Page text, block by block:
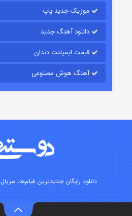
قسمت۷ (زیرنویس)
موزیک جدید پاپ
دانلود آهنگ جدید
قیمت ایمپلنت دندان
آهنگ هوش مصنوعی
دانلود رایگان جدیدترین فیلم‌ها،